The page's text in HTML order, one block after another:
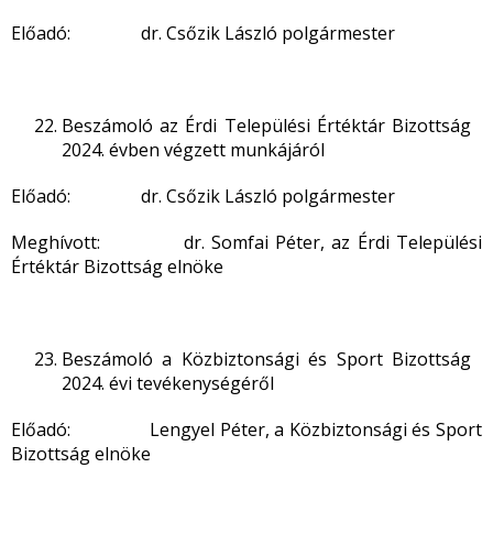
Előadó: dr. Csőzik László polgármester
Beszámoló az Érdi Települési Értéktár Bizottság
2024. évben végzett munkájáról
Előadó: dr. Csőzik László polgármester
Meghívott: dr. Somfai Péter, az Érdi Települési
Értéktár Bizottság elnöke
Beszámoló a Közbiztonsági és Sport Bizottság
2024. évi tevékenységéről
Előadó: Lengyel Péter, a Közbiztonsági és Sport
Bizottság elnöke